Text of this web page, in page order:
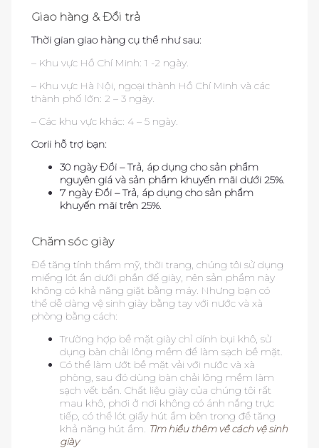
Giao hàng & Đổi trả
Thời gian giao hàng cụ thể như sau:
– Khu vực Hồ Chí Minh: 1 -2 ngày.
– Khu vực Hà Nội, ngoại thành Hồ Chí Minh và các
thành phố lớn: 2 – 3 ngày.
– Các khu vực khác: 4 – 5 ngày.
Corii hỗ trợ bạn:
30 ngày Đổi – Trả, áp dụng cho sản phẩm
nguyên giá và sản phẩm khuyến mãi dưới 25%.
7 ngày Đổi – Trả, áp dụng cho sản phẩm
khuyến mãi trên 25%.
Chăm sóc giày
Để tăng tính thẩm mỹ, thời trang, chúng tôi sử dụng
miếng lót ẩn dưới phần đế giày, nên sản phẩm này
không có khả năng giặt bằng máy. Nhưng bạn có
thể dễ dàng vệ sinh giày bằng tay với nước và xà
phòng bằng cách:
Trường hợp bề mặt giày chỉ dính bụi khô, sử
dụng bàn chải lông mềm để làm sạch bề mặt.
Có thể làm ướt bề mặt vải với nước và xà
phòng, sau đó dùng bàn chải lông mềm làm
sạch vết bẩn. Chất liệu giày của chúng tôi rất
mau khô, phơi ở nơi không có ánh nắng trực
tiếp, có thể lót giấy hút ẩm bên trong để tăng
khả năng hút ẩm. Tìm hiểu thêm về cách vệ sinh
giày